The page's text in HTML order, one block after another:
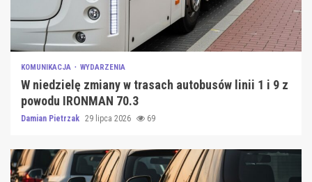
KOMUNIKACJA WYDARZENIA
W niedzielę zmiany w trasach autobusów linii 1 i 9 z
powodu IRONMAN 70.3
Damian Pietrzak 29 lipca 2026 69